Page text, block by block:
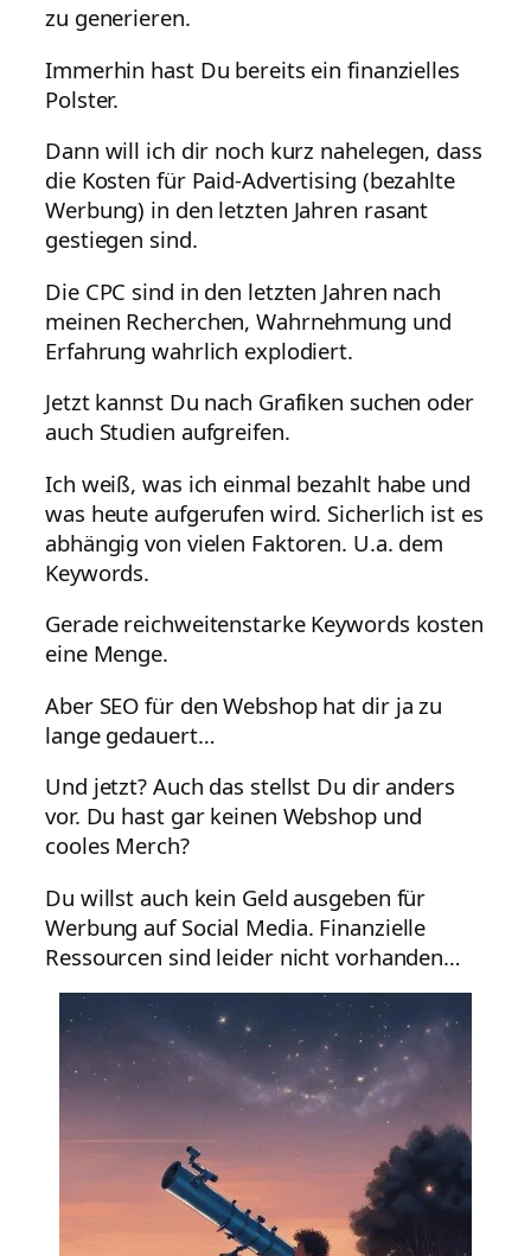
zu generieren.
Immerhin hast Du bereits ein finanzielles
Polster.
Dann will ich dir noch kurz nahelegen, dass
die Kosten für Paid-Advertising (bezahlte
Werbung) in den letzten Jahren rasant
gestiegen sind.
Die CPC sind in den letzten Jahren nach
meinen Recherchen, Wahrnehmung und
Erfahrung wahrlich explodiert.
Jetzt kannst Du nach Grafiken suchen oder
auch Studien aufgreifen.
Ich weiß, was ich einmal bezahlt habe und
was heute aufgerufen wird. Sicherlich ist es
abhängig von vielen Faktoren. U.a. dem
Keywords.
Gerade reichweitenstarke Keywords kosten
eine Menge.
Aber SEO für den Webshop hat dir ja zu
lange gedauert…
Und jetzt? Auch das stellst Du dir anders
vor. Du hast gar keinen Webshop und
cooles Merch?
Du willst auch kein Geld ausgeben für
Werbung auf Social Media. Finanzielle
Ressourcen sind leider nicht vorhanden…